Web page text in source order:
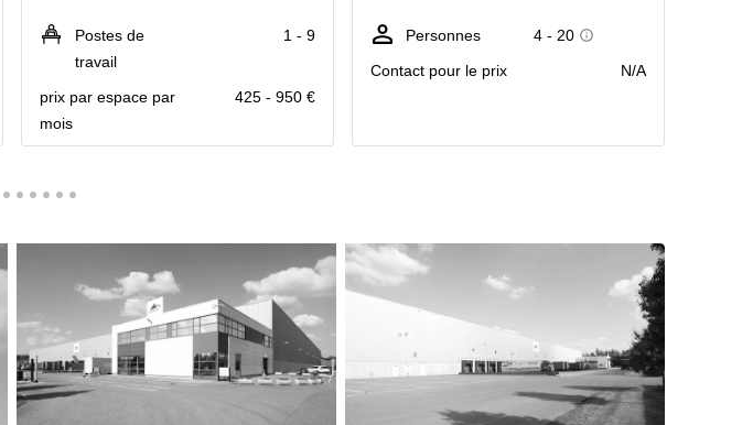
Postes de
travail
1 - 9
prix par espace par
mois
425 - 950 €
Personnes
4 - 20
Contact pour le prix
N/A